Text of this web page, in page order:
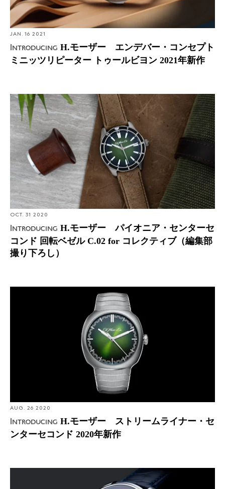
JAN. 16 2021
Introducing H.モーザー エンデバー・コンセプト
ミニッツリピーター トゥールビヨン 2021年新作
Introducing: H.モーザー パイオニア・センターセコンド
回転ベゼル C.02 for コレクティブ（編集部撮り下ろし）
OCT. 31 2020
Introducing H.モーザー パイオニア・センターセ
コンド 回転ベゼル C.02 for コレクティブ（編集部
撮り下ろし）
Introducing: H.モーザー ストリームライナー・センター
AUG. 26 2020
Introducing H.モーザー ストリームライナー・セ
ンターセコンド 2020年新作
Introducing: H.モーザー エンデバー・センターセコンド
オートマティック コンセプト ブルーホライズンのプロト